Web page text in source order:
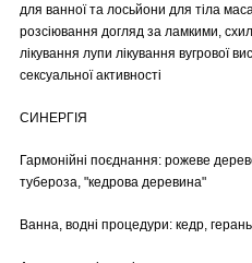
для ванної та лосьйони для тіла
розсіювання догляд за ламкими,
лікування лупи лікування вугрової
сексуальної активності
СИНЕРГІЯ
Гармонійні поєднання: рожеве
тубероза, "кедрова деревина"
Ванна, водні процедури: кедр, герань